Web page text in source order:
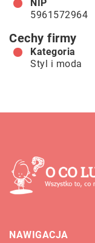
NIP
5961572964
Cechy firmy
Kategoria
Styl i moda
NAWIGACJA